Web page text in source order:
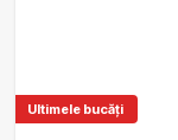
Ultimele bucăți